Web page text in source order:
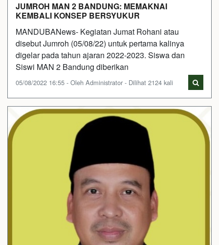
JUMROH MAN 2 BANDUNG: MEMAKNAI
KEMBALI KONSEP BERSYUKUR
MANDUBANews- Kegiatan Jumat Rohani atau
disebut Jumroh (05/08/22) untuk pertama kalinya
digelar pada tahun ajaran 2022-2023. Siswa dan
Siswi MAN 2 Bandung diberikan
05/08/2022 16:55 - Oleh Administrator - Dilihat 2124 kali